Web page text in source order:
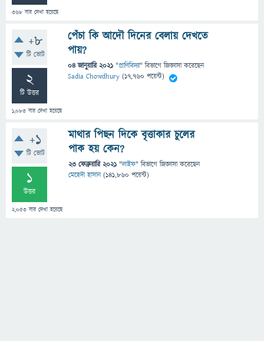
368 বার দেখা হয়েছে
+8
টি ভোট
2
টি উত্তর
1,083 বার দেখা হয়েছে
পেঁচা কি আদৌ দিনের বেলায় দেখতে
পায়?
04 জানুয়ারি 2021 "প্রাণিবিদ্যা" বিভাগে জিজ্ঞাসাকরেছেন
Sadia Chowdhury (17,760 পয়েন্ট)
+1
টি ভোট
1
উত্তর
2,053 বার দেখা হয়েছে
মাথার পিছন দিকে বৃত্তাকার চুলের
পাক হয় কেন?
23 ফেব্রুয়ারি 2021 "লাইফ" বিভাগে জিজ্ঞাসাকরেছেন
মেহেদী হাসান (141,860 পয়েন্ট)